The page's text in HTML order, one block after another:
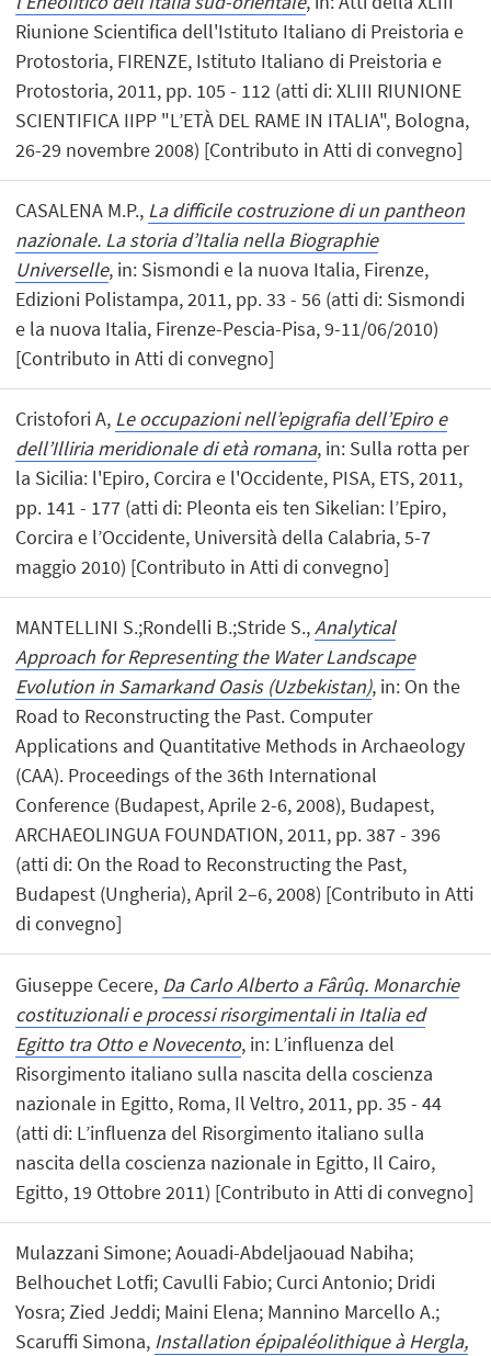
Riunione Scientifica dell'Istituto Italiano di Preistoria e
Protostoria, FIRENZE, Istituto Italiano di Preistoria e
Protostoria, 2011, pp. 105 - 112 (atti di: XLIII RIUNIONE
SCIENTIFICA IIPP "L’ETÀ DEL RAME IN ITALIA", Bologna,
26-29 novembre 2008) [Contributo in Atti di convegno]
CASALENA M.P., La difficile costruzione di un pantheon
nazionale. La storia d’Italia nella Biographie
Universelle, in: Sismondi e la nuova Italia, Firenze,
Edizioni Polistampa, 2011, pp. 33 - 56 (atti di: Sismondi
e la nuova Italia, Firenze-Pescia-Pisa, 9-11/06/2010)
[Contributo in Atti di convegno]
Cristofori A, Le occupazioni nell’epigrafia dell’Epiro e
dell’Illiria meridionale di età romana, in: Sulla rotta per
la Sicilia: l'Epiro, Corcira e l'Occidente, PISA, ETS, 2011,
pp. 141 - 177 (atti di: Pleonta eis ten Sikelian: l’Epiro,
Corcira e l’Occidente, Università della Calabria, 5-7
maggio 2010) [Contributo in Atti di convegno]
MANTELLINI S.;Rondelli B.;Stride S.,Analytical
Approach for Representing the Water Landscape
Evolution in Samarkand Oasis (Uzbekistan), in: On the
Road to Reconstructing the Past. Computer
Applications and Quantitative Methods in Archaeology
(CAA). Proceedings of the 36th International
Conference (Budapest, Aprile 2-6, 2008), Budapest,
ARCHAEOLINGUA FOUNDATION, 2011, pp. 387 - 396
(atti di: On the Road to Reconstructing the Past,
Budapest (Ungheria), April 2–6, 2008) [Contributo in Atti
di convegno]
Giuseppe Cecere, Da Carlo Alberto a Fârûq. Monarchie
costituzionali e processi risorgimentali in Italia ed
Egitto tra Otto e Novecento, in: L’influenza del
Risorgimento italiano sulla nascita della coscienza
nazionale in Egitto, Roma, Il Veltro, 2011, pp. 35 - 44
(atti di: L’influenza del Risorgimento italiano sulla
nascita della coscienza nazionale in Egitto, Il Cairo,
Egitto, 19 Ottobre 2011) [Contributo in Atti di convegno]
Mulazzani Simone; Aouadi-Abdeljaouad Nabiha;
Belhouchet Lotfi; Cavulli Fabio; Curci Antonio; Dridi
Yosra; Zied Jeddi; Maini Elena; Mannino Marcello A.;
Scaruffi Simona, Installation épipaléolithique à Hergla,